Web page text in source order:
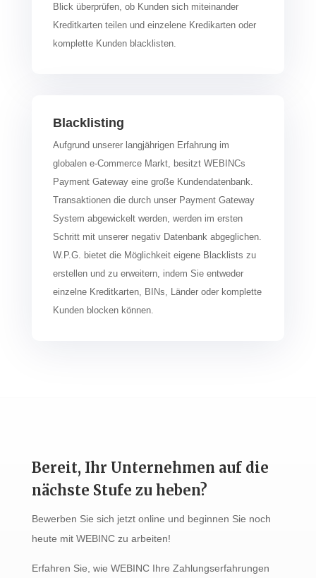
Blick überprüfen, ob Kunden sich miteinander
Kreditkarten teilen und einzelene Kredikarten oder
komplette Kunden blacklisten.
Blacklisting
Aufgrund unserer langjährigen Erfahrung im
globalen e-Commerce Markt, besitzt WEBINCs
Payment Gateway eine große Kundendatenbank.
Transaktionen die durch unser Payment Gateway
System abgewickelt werden, werden im ersten
Schritt mit unserer negativ Datenbank abgeglichen.
W.P.G. bietet die Möglichkeit eigene Blacklists zu
erstellen und zu erweitern, indem Sie entweder
einzelne Kreditkarten, BINs, Länder oder komplette
Kunden blocken können.
Bereit, Ihr Unternehmen auf die
nächste Stufe zu heben?
Bewerben Sie sich jetzt online und beginnen Sie noch
heute mit WEBINC zu arbeiten!
Erfahren Sie, wie WEBINC Ihre Zahlungserfahrungen